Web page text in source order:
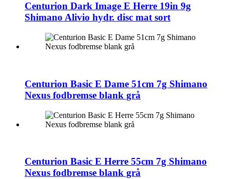
Centurion Dark Image E Herre 19in 9g
Shimano Alivio hydr. disc mat sort
Centurion Basic E Dame 51cm 7g Shimano
Nexus fodbremse blank grå
Centurion Basic E Herre 55cm 7g Shimano
Nexus fodbremse blank grå